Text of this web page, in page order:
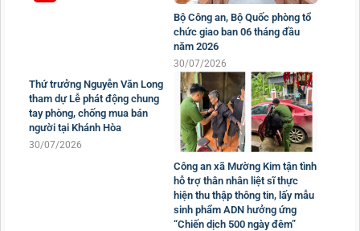
Bộ Công an, Bộ Quốc phòng tổ
chức giao ban 06 tháng đầu
năm 2026
30/07/2026
Thứ trưởng Nguyễn Văn Long
tham dự Lễ phát động chung
tay phòng, chống mua bán
người tại Khánh Hòa
30/07/2026
Công an xã Mường Kim tận tình
hỗ trợ thân nhân liệt sĩ thực
hiện thu thập thông tin, lấy mẫu
sinh phẩm ADN hưởng ứng
“Chiến dịch 500 ngày đêm”